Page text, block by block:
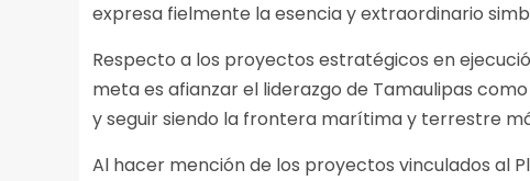
expresa fielmente la esencia y extraordinario
Respecto a los proyectos estratégicos en
meta es afianzar el liderazgo de Tamaulipas
y seguir siendo la frontera marítima y terrestre
Al hacer mención de los proyectos vinculados al